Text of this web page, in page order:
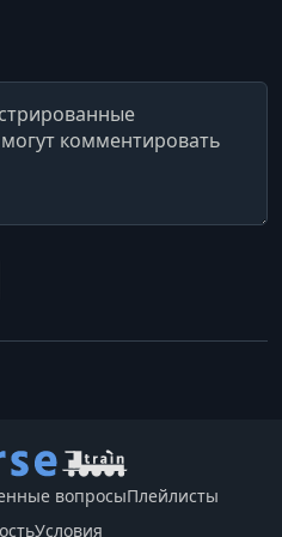
вопросыПлейлисты
Условия